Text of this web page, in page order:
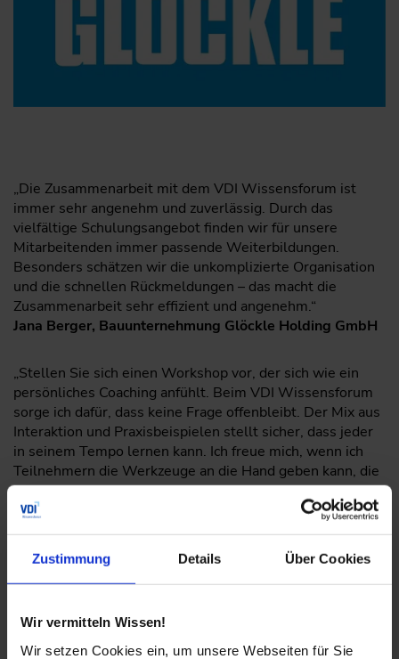
Zustimmung Details Über Cookies
Wir vermitteln Wissen!
Wir setzen Cookies ein, um unsere Webseiten für Sie
„Die Zusammenarbeit mit dem VDI Wissensforum ist
immer sehr angenehm und zuverlässig. Durch das
vielfältige Schulungsangebot finden wir für unsere
Mitarbeitenden immer passende Weiterbildungen.
Besonders schätzen wir die unkomplizierte Organisation
und die schnellen Rückmeldungen – das macht die
Zusammenarbeit sehr effizient und angenehm.“
Jana Berger, Bauunternehmung Glöckle Holding GmbH
„Stellen Sie sich einen Workshop vor, der sich wie ein
persönliches Coaching anfühlt. Beim VDI Wissensforum
sorge ich dafür, dass keine Frage offenbleibt. Der Mix aus
Interaktion und Praxisbeispielen stellt sicher, dass jeder
in seinem Tempo lernen kann. Ich freue mich, wenn ich
Teilnehmern die Werkzeuge an die Hand geben kann, die
sie für ihren nächsten beruflichen Schritt brauchen.“
Julian Funke, KI-Experte, IT-P Information Technology-
Partner GmbH